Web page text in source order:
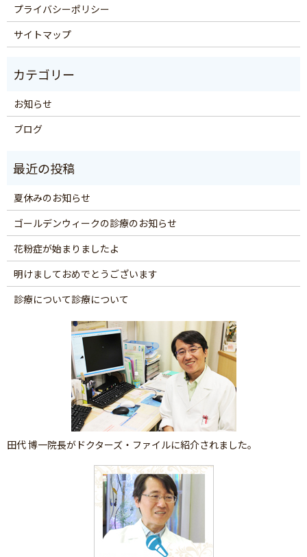
プライバシーポリシー
サイトマップ
お知らせ
ブログ
夏休みのお知らせ
ゴールデンウィークの診療のお知らせ
花粉症が始まりましたよ
明けましておめでとうございます
診療について診療について
田代 博一院長がドクターズ・ファイルに紹介されました。